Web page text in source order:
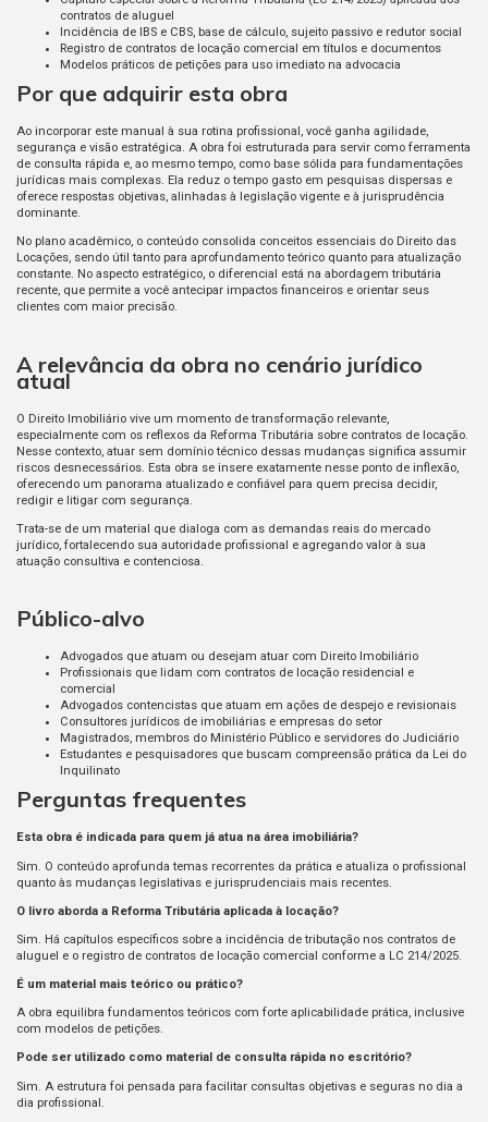
contratos de aluguel
Incidência de IBS e CBS, base de cálculo, sujeito passivo e redutor social
Registro de contratos de locação comercial em títulos e documentos
Modelos práticos de petições para uso imediato na advocacia
Por que adquirir esta obra
Ao incorporar este manual à sua rotina profissional, você ganha agilidade,
segurança e visão estratégica. A obra foi estruturada para servir como ferramenta
de consulta rápida e, ao mesmo tempo, como base sólida para fundamentações
jurídicas mais complexas. Ela reduz o tempo gasto em pesquisas dispersas e
oferece respostas objetivas, alinhadas à legislação vigente e à jurisprudência
dominante.
No plano acadêmico, o conteúdo consolida conceitos essenciais do Direito das
Locações, sendo útil tanto para aprofundamento teórico quanto para atualização
constante. No aspecto estratégico, o diferencial está na abordagem tributária
recente, que permite a você antecipar impactos financeiros e orientar seus
clientes com maior precisão.
A relevância da obra no cenário jurídico
atual
O Direito Imobiliário vive um momento de transformação relevante,
especialmente com os reflexos da Reforma Tributária sobre contratos de locação.
Nesse contexto, atuar sem domínio técnico dessas mudanças significa assumir
riscos desnecessários. Esta obra se insere exatamente nesse ponto de inflexão,
oferecendo um panorama atualizado e confiável para quem precisa decidir,
redigir e litigar com segurança.
Trata-se de um material que dialoga com as demandas reais do mercado
jurídico, fortalecendo sua autoridade profissional e agregando valor à sua
atuação consultiva e contenciosa.
Público-alvo
Advogados que atuam ou desejam atuar com Direito Imobiliário
Profissionais que lidam com contratos de locação residencial e
comercial
Advogados contencistas que atuam em ações de despejo e revisionais
Consultores jurídicos de imobiliárias e empresas do setor
Magistrados, membros do Ministério Público e servidores do Judiciário
Estudantes e pesquisadores que buscam compreensão prática da Lei do
Inquilinato
Perguntas frequentes
Esta obra é indicada para quem já atua na área imobiliária?
Sim. O conteúdo aprofunda temas recorrentes da prática e atualiza o profissional
quanto às mudanças legislativas e jurisprudenciais mais recentes.
O livro aborda a Reforma Tributária aplicada à locação?
Sim. Há capítulos específicos sobre a incidência de tributação nos contratos de
aluguel e o registro de contratos de locação comercial conforme a LC 214/2025.
É um material mais teórico ou prático?
A obra equilibra fundamentos teóricos com forte aplicabilidade prática, inclusive
com modelos de petições.
Pode ser utilizado como material de consulta rápida no escritório?
Sim. A estrutura foi pensada para facilitar consultas objetivas e seguras no dia a
dia profissional.